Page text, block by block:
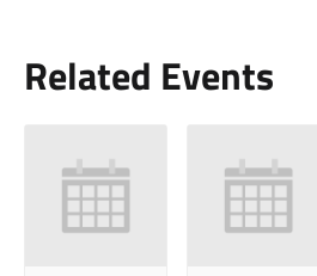
Related Events